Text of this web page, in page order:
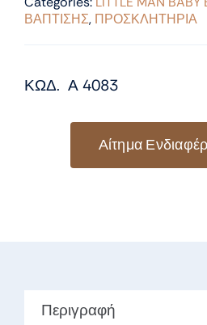
ΒΑΠΤΙΣΗΣ, ΠΡΟΣΚΛΗΤΗΡΙΑ
ΚΩΔ. Α 4083
Αίτημα
Περιγραφή